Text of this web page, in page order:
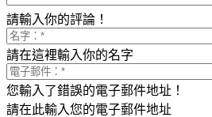
請輸入你的評論！
請在這裡輸入你的名字
您輸入了錯誤的電子郵件地址！
請在此輸入您的電子郵件地址